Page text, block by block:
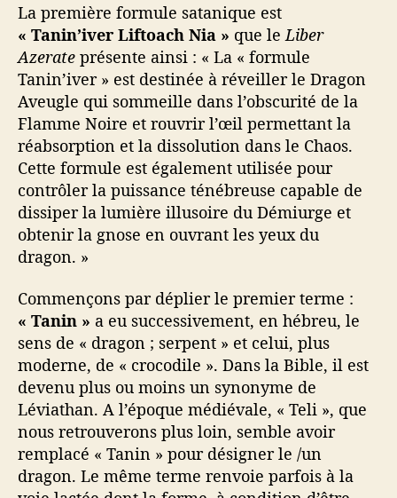
La première formule satanique est
« Tanin’iver Liftoach Nia » que le Liber
Azerate présente ainsi : « La « formule
Tanin’iver » est destinée à réveiller le Dragon
Aveugle qui sommeille dans l’obscurité de la
Flamme Noire et rouvrir l’œil permettant la
réabsorption et la dissolution dans le Chaos.
Cette formule est également utilisée pour
contrôler la puissance ténébreuse capable de
dissiper la lumière illusoire du Démiurge et
obtenir la gnose en ouvrant les yeux du
dragon. »
Commençons par déplier le premier terme :
« Tanin » a eu successivement, en hébreu, le
sens de « dragon ; serpent » et celui, plus
moderne, de « crocodile ». Dans la Bible, il est
devenu plus ou moins un synonyme de
Léviathan. A l’époque médiévale, « Teli », que
nous retrouverons plus loin, semble avoir
remplacé « Tanin » pour désigner le /un
dragon. Le même terme renvoie parfois à la